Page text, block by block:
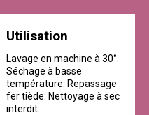
Utilisation
Lavage en machine à 30°.
Séchage à basse
température. Repassage
fer tiède. Nettoyage à sec
interdit.